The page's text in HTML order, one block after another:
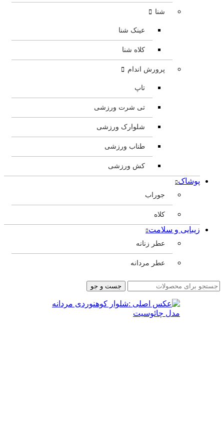
شنا
عینک شنا
کلاه شنا
پرورش اندام
تاپ
تی شرت ورزشی
شلوارک ورزشی
طناب ورزشی
کش ورزشی
پوشاک
جوراب
کلاه
زیبایی و سلامت
عطر زنانه
عطر مردانه
جست و جو